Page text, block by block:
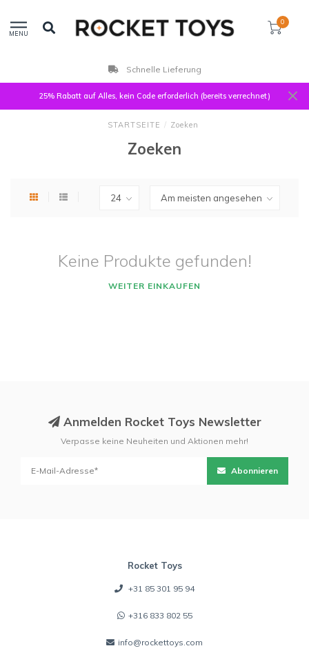
MENU
0
Schnelle Lieferung
25% Rabatt auf Alles, kein Code erforderlich (bereits verrechnet)
STARTSEITE / Zoeken
Zoeken
Keine Produkte gefunden!
WEITER EINKAUFEN
Anmelden Rocket Toys Newsletter
Verpasse keine Neuheiten und Aktionen mehr!
Abonnieren
Rocket Toys
+31 85 301 95 94
+316 833 802 55
info@rockettoys.com